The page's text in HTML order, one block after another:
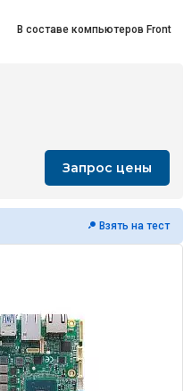
В составе компьютеров Front
Запрос цены
Взять на тест